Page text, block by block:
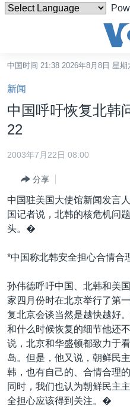
碍
链
接
转
内
转
到
导
到
检
索
国际
最新国际新闻
印太
非洲
美洲
全球议题
分类新闻
经济·金融·贸易
人权·法律·宗教
军事
劳工
环境
美中关系
热点专题
国会报道
美中关系
美国建国250周年
埃博拉疫情
美国之音专访
重要讲话与声明
VOA今日焦点
中文广播
关注我们
中国时间 21:38 2026年8月8日 星期
新闻
中国呼吁恢复北韩
22
2003年7月22日 08:00
分享
中国驻美国大使馆新闻发言
国记者说，北韩的核危机问
头。�
*中国称北韩安全担心合情合
孙伟德呼吁中国、北韩和美
家四月份时在北京举行了第
复北京会谈当然是越快越好
和什么时候恢复的细节他还
说，北京和华盛顿都致力于
岛。但是，他又说，朝鲜民
韩，也有自己的、合情合理
同时，我们也认为朝鲜民主
全担心应该得到关注。�